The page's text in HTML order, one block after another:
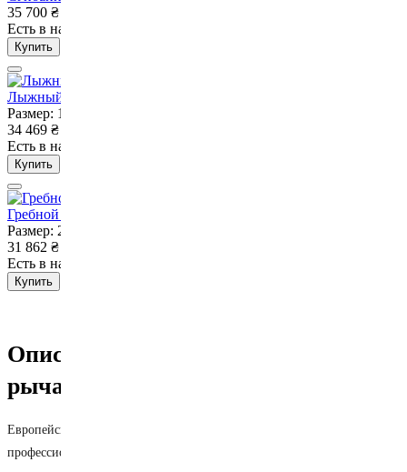
35 700 ₴
Есть в наличии
Купить
Лыжный тренажер VNK Skierg C2 PRO
Размер: 130х60х214 см, вес – 60 кг
34 469 ₴
Есть в наличии
Купить
Гребной тренажер VNK C2 PRO
Размер: 235 х 63 х 36-108 см
31 862 ₴
Есть в наличии
Купить
Описание Тренажер верхняя
рычажная тяга VNK EXO Pro
Европейский бренд представляет совершенно новую
профессиональную серию тренажеров VNK Exo Pro с уникальным